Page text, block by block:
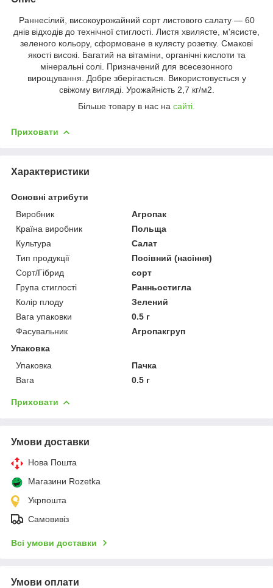
Раннесілий, високоурожайний сорт листового салату — 60
днів відходів до технічної стиглості. Листя хвилясте, м'ясисте,
зеленого кольору, сформоване в кулясту розетку. Смакові
якості високі. Багатий на вітаміни, органічні кислоти та
мінеральні солі. Призначений для всесезонного
вирощування. Добре зберігається. Використовується у
свіжому вигляді. Урожайність 2,7 кг/м2.
Більше товару в нас на сайті.
Приховати
Характеристики
Основні атрибути
Виробник
Агропак
Країна виробник
Польща
Культура
Салат
Тип продукції
Посівний (насіння)
Сорт/Гібрид
сорт
Група стиглості
Ранньостигла
Колір плоду
Зелений
Вага упаковки
0.5 г
Фасувальник
Агропакгруп
Упаковка
Упаковка
Пачка
Вага
0.5 г
Приховати
Умови доставки
Нова Пошта
Магазини Rozetka
Укрпошта
Самовивіз
Всі умови доставки
Умови оплати